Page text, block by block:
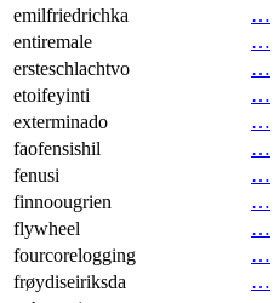
emilfriedrichka
…
entiremale
…
ersteschlachtvo
…
etoifeyinti
…
exterminado
…
faofensishil
…
fenusi
…
finnoougrien
…
flywheel
…
fourcorelogging
…
frøydiseiriksda
…